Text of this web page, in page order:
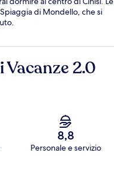
di Mondello, che si
Vacanze 2.0
8,8
Personale e servizio